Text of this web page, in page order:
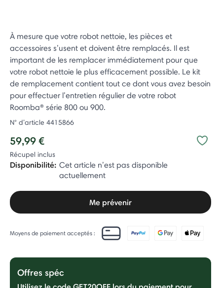
À mesure que votre robot nettoie, les pièces et
accessoires s’usent et doivent être remplacés. Il est
important de les remplacer immédiatement pour que
votre robot nettoie le plus efficacement possible. Le kit
de remplacement contient tout ce dont vous avez besoin
pour effectuer l’entretien régulier de votre robot
Roomba® série 800 ou 900.
N° d’article 4415866
59,99 €
Récupel inclus
Disponibilité: Cet article n’est pas disponible
actuellement
Me prévenir
Moyens de paiement acceptés :
Offres spéc